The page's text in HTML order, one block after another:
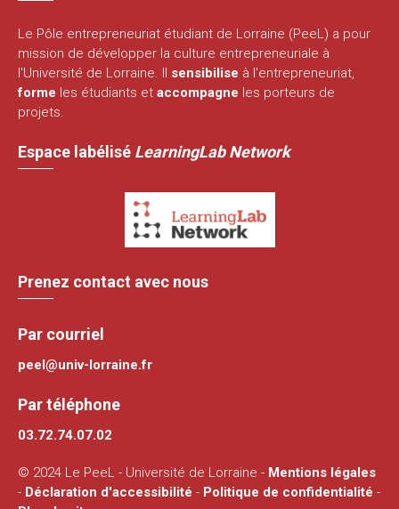
Le Pôle entrepreneuriat étudiant de Lorraine (PeeL) a pour
mission de développer la culture entrepreneuriale à
l'Université de Lorraine. Il sensibilise à l'entrepreneuriat,
forme les étudiants et accompagne les porteurs de
projets.
Espace labélisé LearningLab Network
Prenez contact avec nous
Par courriel
peel@univ-lorraine.fr
Par téléphone
03.72.74.07.02
© 2024 Le PeeL - Université de Lorraine - Mentions légales
- Déclaration d'accessibilité - Politique de confidentialité -